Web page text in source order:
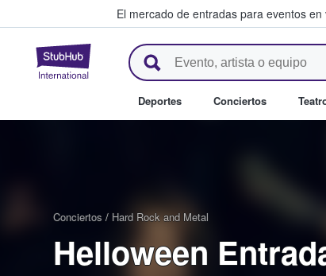
El mercado de entradas para eventos
StubHub: compra y venta
Deportes Conciertos
Conciertos / Hard Rock and Metal
Helloween